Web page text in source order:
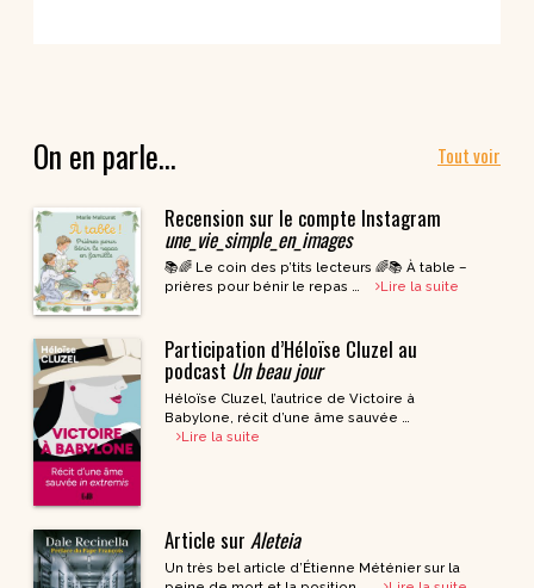
On en parle… Tout voir
Recension sur le compte Instagram
une_vie_simple_en_images
📚🌈 Le coin des p’tits lecteurs 🌈📚 À table –
prières pour bénir le repas …
Lire la suite
Participation d’Héloïse Cluzel au
podcast Un beau jour
Héloïse Cluzel, l’autrice de Victoire à
Babylone, récit d’une âme sauvée …
Lire la suite
Article sur Aleteia
Un très bel article d’Étienne Méténier sur la